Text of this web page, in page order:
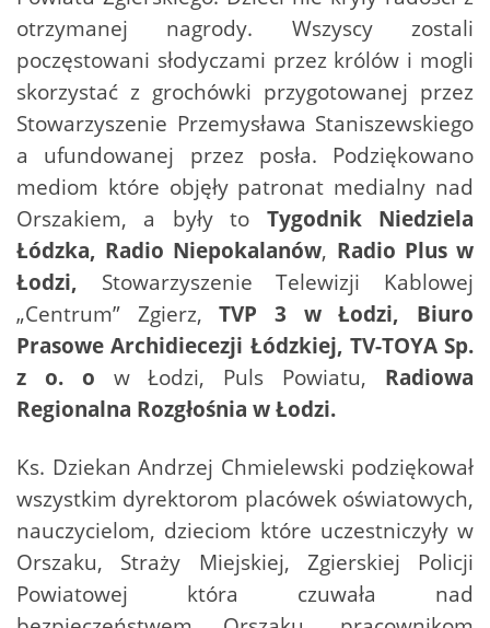
otrzymanej nagrody. Wszyscy zostali
poczęstowani słodyczami przez królów i mogli
skorzystać z grochówki przygotowanej przez
Stowarzyszenie Przemysława Staniszewskiego
a ufundowanej przez posła. Podziękowano
mediom które objęły patronat medialny nad
Orszakiem, a były to Tygodnik Niedziela
Łódzka, Radio Niepokalanów, Radio Plus w
Łodzi, Stowarzyszenie Telewizji Kablowej
„Centrum” Zgierz,TVP 3 w Łodzi,
Biuro
Prasowe Archidiecezji Łódzkiej, TV-TOYA Sp.
z o. o w Łodzi, Puls Powiatu, Radiowa
Regionalna Rozgłośnia w Łodzi.
Ks. Dziekan Andrzej Chmielewski podziękował
wszystkim dyrektorom placówek oświatowych,
nauczycielom, dzieciom które uczestniczyły w
Orszaku, Straży Miejskiej, Zgierskiej Policji
Powiatowej która czuwała nad